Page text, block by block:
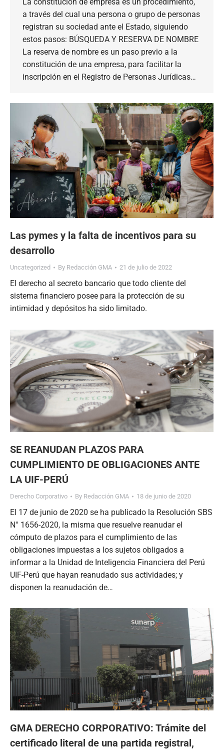
a través del cual una persona o grupo de personas
registran su sociedad ante el Estado, siguiendo
estos pasos: BÚSQUEDA Y RESERVA DE NOMBRE
La reserva de nombre es un paso previo a la
constitución de una empresa, para facilitar la
inscripción en el Registro de Personas Jurídicas…
Las pymes y la falta de incentivos para su
desarrollo
Uncategorized By Redacción GMA 21 de julio de 2022
El derecho al secreto bancario que todo cliente del
sistema financiero posee para la protección de su
intimidad y depósitos ha sido limitado.
SE REANUDAN PLAZOS PARA
CUMPLIMIENTO DE OBLIGACIONES ANTE
LA UIF-PERÚ
Derecho Corporativo By Redacción GMA 18 de junio de 2020
El 17 de junio de 2020 se ha publicado la Resolución SBS
N° 1656-2020, la misma que resuelve reanudar el
cómputo de plazos para el cumplimiento de las
obligaciones impuestas a los sujetos obligados a
informar a la Unidad de Inteligencia Financiera del Perú
UIF-Perú que hayan reanudado sus actividades; y
disponen la reanudación de…
GMA DERECHO CORPORATIVO: Trámite del
certificado literal de una partida registral,